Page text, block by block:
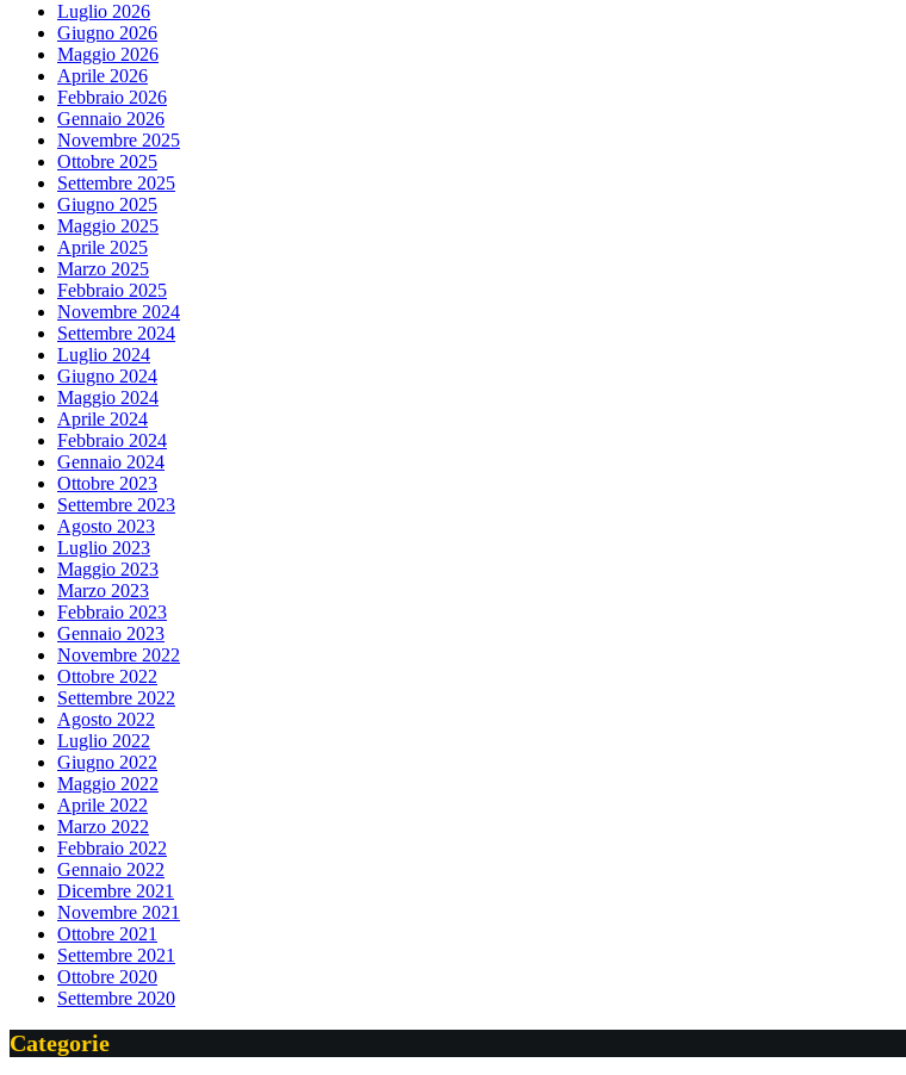
Luglio 2026
Giugno 2026
Maggio 2026
Aprile 2026
Febbraio 2026
Gennaio 2026
Novembre 2025
Ottobre 2025
Settembre 2025
Giugno 2025
Maggio 2025
Aprile 2025
Marzo 2025
Febbraio 2025
Novembre 2024
Settembre 2024
Luglio 2024
Giugno 2024
Maggio 2024
Aprile 2024
Febbraio 2024
Gennaio 2024
Ottobre 2023
Settembre 2023
Agosto 2023
Luglio 2023
Maggio 2023
Marzo 2023
Febbraio 2023
Gennaio 2023
Novembre 2022
Ottobre 2022
Settembre 2022
Agosto 2022
Luglio 2022
Giugno 2022
Maggio 2022
Aprile 2022
Marzo 2022
Febbraio 2022
Gennaio 2022
Dicembre 2021
Novembre 2021
Ottobre 2021
Settembre 2021
Ottobre 2020
Settembre 2020
Categorie